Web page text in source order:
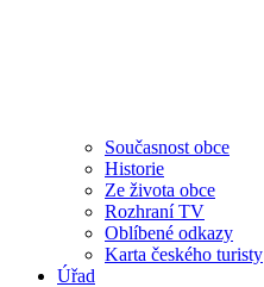
Současnost obce
Historie
Ze života obce
Rozhraní TV
Oblíbené odkazy
Karta českého turisty
Úřad